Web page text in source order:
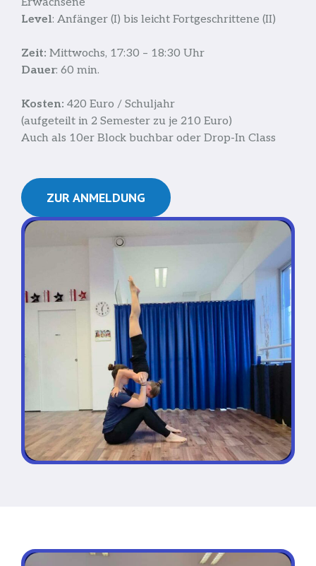
Erwachsene
Level: Anfänger (I) bis leicht Fortgeschrittene (II)
Zeit: Mittwochs, 17:30 – 18:30 Uhr
Dauer: 60 min.
Kosten: 420 Euro / Schuljahr
(aufgeteilt in 2 Semester zu je 210 Euro)
Auch als 10er Block buchbar oder Drop-In Class
ZUR ANMELDUNG